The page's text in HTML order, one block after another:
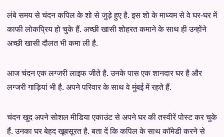
लंबे समय से चंदन कपिल के शो से जुड़े हुए है. इस शो के माध्यम से वे घर-घर में
काफी लोकप्रिय हो चुके हैं. अच्छी खासी शोहरत कमाने के साथ ही उन्होंने
अच्छी खासी दौलत भी कमा ली है.
आज चंदन एक लग्जरी लाइफ जीते है. उनके पास एक शानदार घर है और
लग्जरी गाड़ियां भी है. अपने परिवार के साथ वे मुंबई में रहते हैं.
चंदन खुद अपने सोशल मीडिया एकाउंट से अपने घर की तस्वीरें पोस्ट कर चुके
हैं. उनका घर बेहद खूबसूरत है. बता दें कि कपिल के साथ कॉमेडी करने से